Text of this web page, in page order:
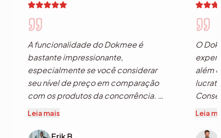
A funcionalidade do Dokmee é
bastante impressionante,
especialmente se você considerar
seu nível de preço em comparação
com os produtos da concorrência. É
uma excelente ferramenta que
necessários para a captura de
Leia mais
O
além
por
Leia